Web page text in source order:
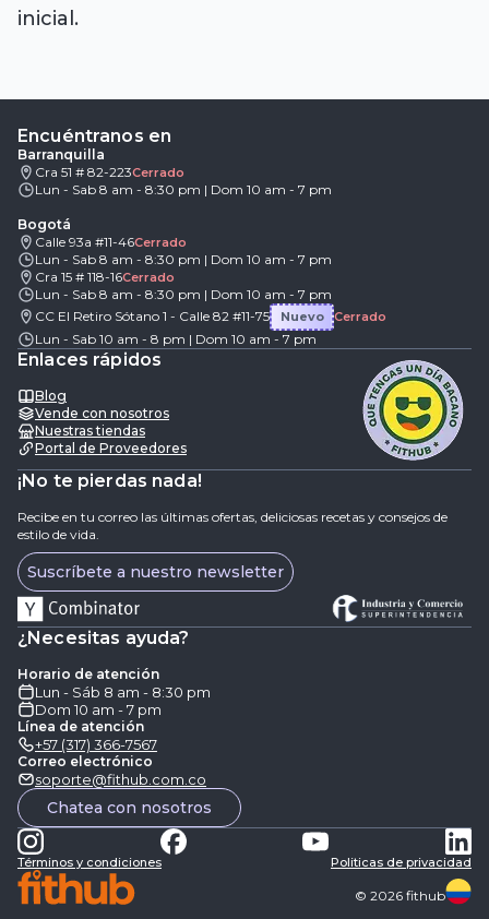
inicial.
Encuéntranos en
Barranquilla
Cra 51 # 82-223Cerrado
Lun - Sab 8 am - 8:30 pm | Dom 10 am - 7 pm
Bogotá
Calle 93a #11-46Cerrado
Lun - Sab 8 am - 8:30 pm | Dom 10 am - 7 pm
Cra 15 # 118-16Cerrado
Lun - Sab 8 am - 8:30 pm | Dom 10 am - 7 pm
CC El Retiro Sótano 1 - Calle 82 #11-75
Nuevo Cerrado
Lun - Sab 10 am - 8 pm | Dom 10 am - 7 pm
Enlaces rápidos
Blog
Vende con nosotros
Nuestras tiendas
Portal de Proveedores
¡No te pierdas nada!
Recibe en tu correo las últimas ofertas, deliciosas recetas y consejos de
estilo de vida.
Suscríbete a nuestro newsletter
¿Necesitas ayuda?
Horario de atención
Lun - Sáb 8 am - 8:30 pm
Dom 10 am - 7 pm
Línea de atención
+57 (317) 366-7567
Correo electrónico
soporte@fithub.com.co
Chatea con nosotros
Términos y condiciones Politicas de privacidad
© 2026 fithub